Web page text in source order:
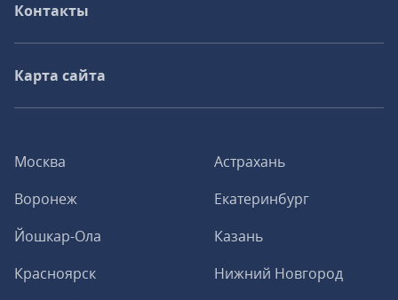
Москва
Астрахань
Воронеж
Екатеринбург
Йошкар-Ола
Казань
Красноярск
Нижний Новгород
Контакты
Карта сайта